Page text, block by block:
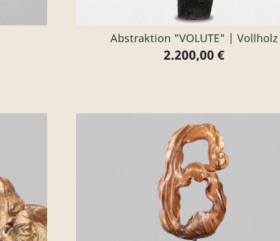
Abstraktion "VOLUTE" | Vollholz
Preis
2.200,00 €